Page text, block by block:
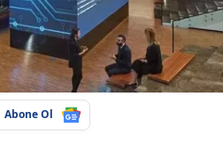
Abone Ol